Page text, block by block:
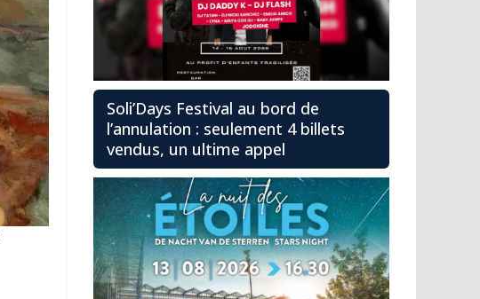
Soli’Days Festival au bord de
l’annulation : seulement 4 billets
vendus, un ultime appel